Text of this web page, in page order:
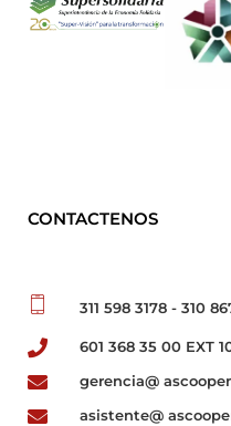
CONTACTENOS
311 598 3178 - 310
601 368 35 00 EXT
gerencia@
asistente@